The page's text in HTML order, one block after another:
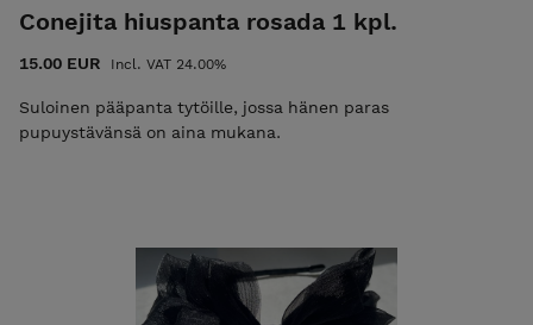
Conejita hiuspanta rosada 1 kpl.
15.00 EUR Incl. VAT 24.00%
Suloinen pääpanta tytöille, jossa hänen paras
pupuystävänsä on aina mukana.